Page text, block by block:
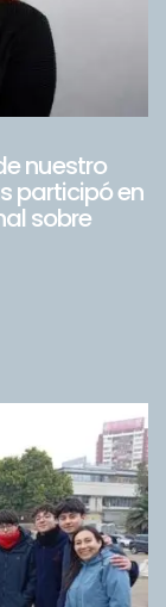
nuestro
participó en
sobre